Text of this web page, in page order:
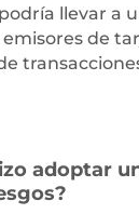
llevar a
de
adoptar